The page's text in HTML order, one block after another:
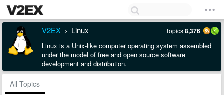
V2EX › Linux Topics8,376
Linux is a Unix-like computer operating system assembled
under the model of free and open source software
development and distribution.
All Topics